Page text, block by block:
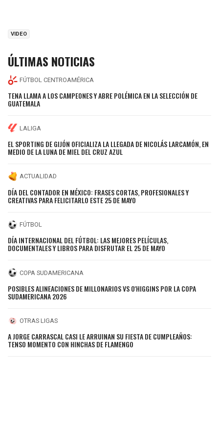
VIDEO
ÚLTIMAS NOTICIAS
FÚTBOL CENTROAMÉRICA
TENA LLAMA A LOS CAMPEONES Y ABRE POLÉMICA EN LA SELECCIÓN DE
GUATEMALA
LALIGA
EL SPORTING DE GIJÓN OFICIALIZA LA LLEGADA DE NICOLÁS LARCAMÓN, EN
MEDIO DE LA LUNA DE MIEL DEL CRUZ AZUL
ACTUALIDAD
DÍA DEL CONTADOR EN MÉXICO: FRASES CORTAS, PROFESIONALES Y
CREATIVAS PARA FELICITARLO ESTE 25 DE MAYO
FÚTBOL
DÍA INTERNACIONAL DEL FÚTBOL: LAS MEJORES PELÍCULAS,
DOCUMENTALES Y LIBROS PARA DISFRUTAR EL 25 DE MAYO
COPA SUDAMERICANA
POSIBLES ALINEACIONES DE MILLONARIOS VS O'HIGGINS POR LA COPA
SUDAMERICANA 2026
OTRAS LIGAS
A JORGE CARRASCAL CASI LE ARRUINAN SU FIESTA DE CUMPLEAÑOS:
TENSO MOMENTO CON HINCHAS DE FLAMENGO